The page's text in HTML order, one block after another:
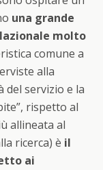
una grande
molto
comune a
alla
del servizio e la
rispetto al
allineata al
ricerca) è il
ai